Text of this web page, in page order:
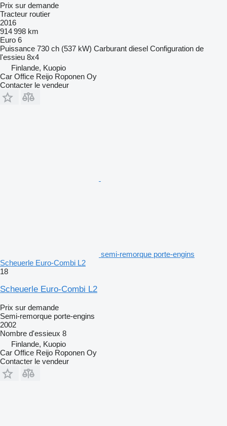
Prix sur demande
Tracteur routier
2016
914 998 km
Euro 6
Puissance 730 ch (537 kW) Carburant diesel Configuration de
l'essieu 8x4
Finlande, Kuopio
Car Office Reijo Roponen Oy
Contacter le vendeur
semi-remorque porte-engins
Scheuerle Euro-Combi L2
18
Scheuerle Euro-Combi L2
Prix sur demande
Semi-remorque porte-engins
2002
Nombre d'essieux 8
Finlande, Kuopio
Car Office Reijo Roponen Oy
Contacter le vendeur